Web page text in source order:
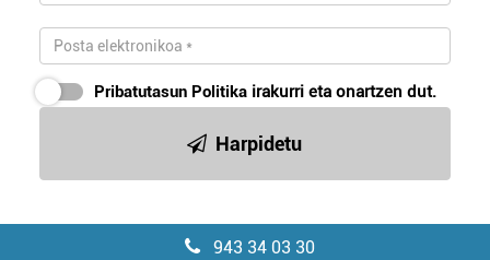
Pribatutasun Politika irakurri eta onartzen dut.
Harpidetu
943 34 03 30